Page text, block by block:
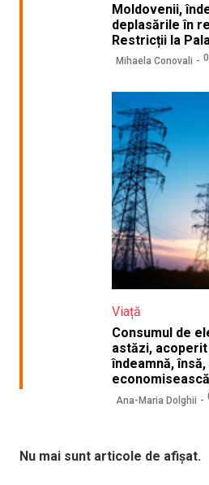
Moldovenii,
deplasările în
Restricții la
Mihaela Conovali
Viață
Consumul de
astăzi,
îndeamnă,
economisească
Ana-Maria Dolghii
Nu mai sunt articole de afișat.